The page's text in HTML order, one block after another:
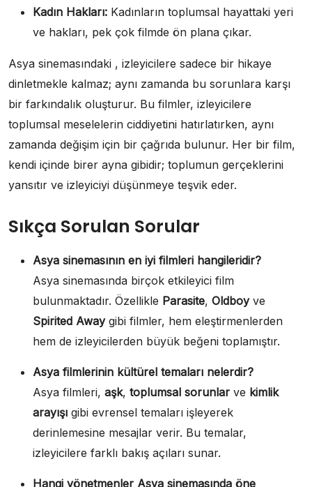
Kadın Hakları: Kadınların toplumsal hayattaki yeri
ve hakları, pek çok filmde ön plana çıkar.
Asya sinemasındaki , izleyicilere sadece bir hikaye
dinletmekle kalmaz; aynı zamanda bu sorunlara karşı
bir farkındalık oluşturur. Bu filmler, izleyicilere
toplumsal meselelerin ciddiyetini hatırlatırken, aynı
zamanda değişim için bir çağrıda bulunur. Her bir film,
kendi içinde birer ayna gibidir; toplumun gerçeklerini
yansıtır ve izleyiciyi düşünmeye teşvik eder.
Sıkça Sorulan Sorular
Asya sinemasının en iyi filmleri hangileridir?
Asya sinemasında birçok etkileyici film
bulunmaktadır. Özellikle Parasite, Oldboyve
Spirited Awaygibi filmler, hem eleştirmenlerden
hem de izleyicilerden büyük beğeni toplamıştır.
Asya filmlerinin kültürel temaları nelerdir?
Asya filmleri, aşk, toplumsal sorunlar ve kimlik
arayışı gibi evrensel temaları işleyerek
derinlemesine mesajlar verir. Bu temalar,
izleyicilere farklı bakış açıları sunar.
Hangi yönetmenler Asya sinemasında öne